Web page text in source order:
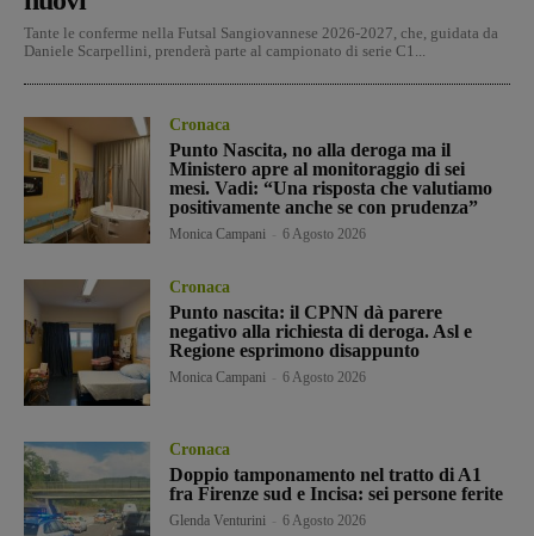
Tante le conferme nella Futsal Sangiovannese 2026-2027, che, guidata da
Daniele Scarpellini, prenderà parte al campionato di serie C1...
Cronaca
Punto Nascita, no alla deroga ma il
Ministero apre al monitoraggio di sei
mesi. Vadi: “Una risposta che valutiamo
positivamente anche se con prudenza”
Monica Campani 6 Agosto 2026
Cronaca
Punto nascita: il CPNN dà parere
negativo alla richiesta di deroga. Asl e
Regione esprimono disappunto
Monica Campani 6 Agosto 2026
Cronaca
Doppio tamponamento nel tratto di A1
fra Firenze sud e Incisa: sei persone ferite
Glenda Venturini 6 Agosto 2026